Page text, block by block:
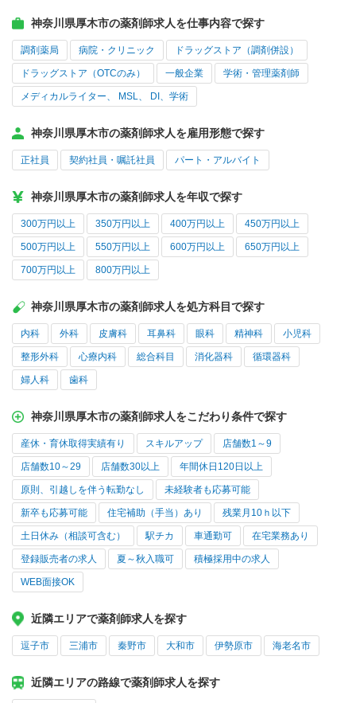
神奈川県厚木市の薬剤師求人を仕事内容で探す
調剤薬局 病院・クリニック ドラッグストア（調剤併設）
ドラッグストア（OTCのみ） 一般企業 学術・管理薬剤師
メディカルライター、 MSL、 DI、学術
神奈川県厚木市の薬剤師求人を雇用形態で探す
正社員 契約社員・嘱託社員 パート・アルバイト
神奈川県厚木市の薬剤師求人を年収で探す
300万円以上 350万円以上 400万円以上 450万円以上
500万円以上 550万円以上 600万円以上 650万円以上
700万円以上 800万円以上
神奈川県厚木市の薬剤師求人を処方科目で探す
内科 外科 皮膚科 耳鼻科 眼科 精神科 小児科
整形外科 心療内科 総合科目 消化器科 循環器科
婦人科 歯科
神奈川県厚木市の薬剤師求人をこだわり条件で探す
産休・育休取得実績有り スキルアップ 店舗数1～9
店舗数10～29 店舗数30以上 年間休日120日以上
原則、引越しを伴う転勤なし 未経験者も応募可能
新卒も応募可能 住宅補助（手当）あり 残業月10ｈ以下
土日休み（相談可含む） 駅チカ 車通勤可 在宅業務あり
登録販売者の求人 夏～秋入職可 積極採用中の求人
WEB面接OK
近隣エリアで薬剤師求人を探す
逗子市 三浦市 秦野市 大和市 伊勢原市 海老名市
近隣エリアの路線で薬剤師求人を探す